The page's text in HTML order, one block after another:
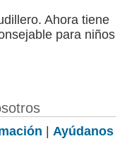
Ahora tiene
para niños
| Ayúdanos